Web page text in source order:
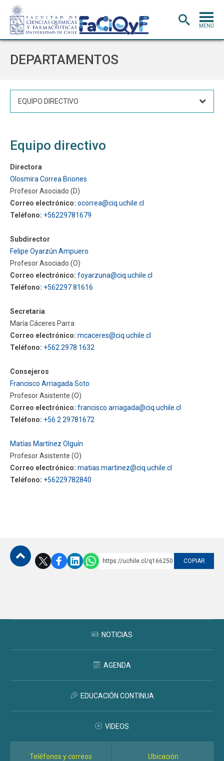
MENÚ
EXTENSIÓN
DEPARTAMENTOS
FACULTAD
Funcionarios
DEPARTAMENTOS
EQUIPO DIRECTIVO
Equipo directivo
Directora
Olosmira Correa Briones
Profesor Asociado (D)
Correo electrónico: ocorrea@ciq.uchile.cl
Teléfono: +56229781679
Subdirector
Felipe Oyarzún Ampuero
Profesor Asociado (O)
Correo electrónico: foyarzuna@ciq.uchile.cl
Teléfono: +562297 81616
Secretaria
María Cáceres Parra
Correo electrónico: mcaceres@ciq.uchile.cl
Teléfono: +562 2978 1632
Consejeros
Francisco Arriagada Soto
Profesor Asistente (O)
Correo electrónico: francisco.arriagada@ciq.uchile.cl
Teléfono: +56 2 29781672
Matías Martínez Olguín
Profesor Asistente (O)
Correo electrónico: matias.martinez@ciq.uchile.cl
Teléfono: +56229782840
https://uchile.cl/q166250 COPIAR
NOTICIAS
AGENDA
EDUCACIÓN CONTINUA
VIDEOS
Teléfonos y correos Ubicación